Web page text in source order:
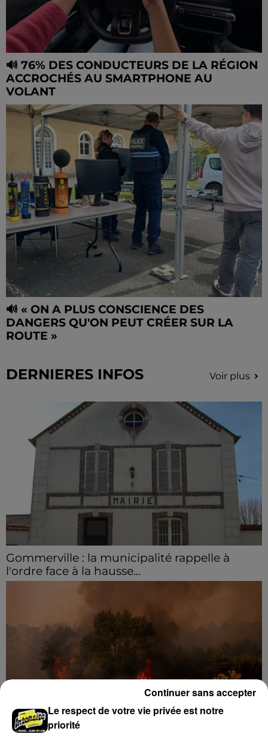
🔊 76% DES CONDUCTEURS DE LA RÉGION
ACCROCHÉS AU SMARTPHONE AU
VOLANT
🔊 « ON A PLUS CONSCIENCE DES
DANGERS QU'ON PEUT CRÉER SUR LA
ROUTE »
DERNIERES INFOS Voir plus
Gommerville : la municipalité rappelle à
l'ordre face à la hausse...
hausse des incivilités, la mairie de Gommerville
hausse...
Le respect de votre vie privée est notre
priorité
Continuer sans accepter